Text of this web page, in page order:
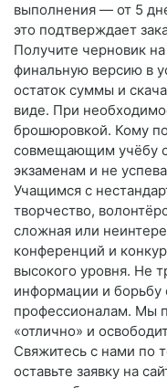
выполнения — от 5
это подтверждает
Получите черновик
финальную версию в
остаток суммы и
виде. При
брошюровкой. Кому
совмещающим учёбу с
экзаменам и не
Учащимся с
творчество,
сложная или
конференций и
высокого уровня. Не
информации и
профессионалам. Мы
«отлично» и
Свяжитесь с нами по
оставьте заявку на